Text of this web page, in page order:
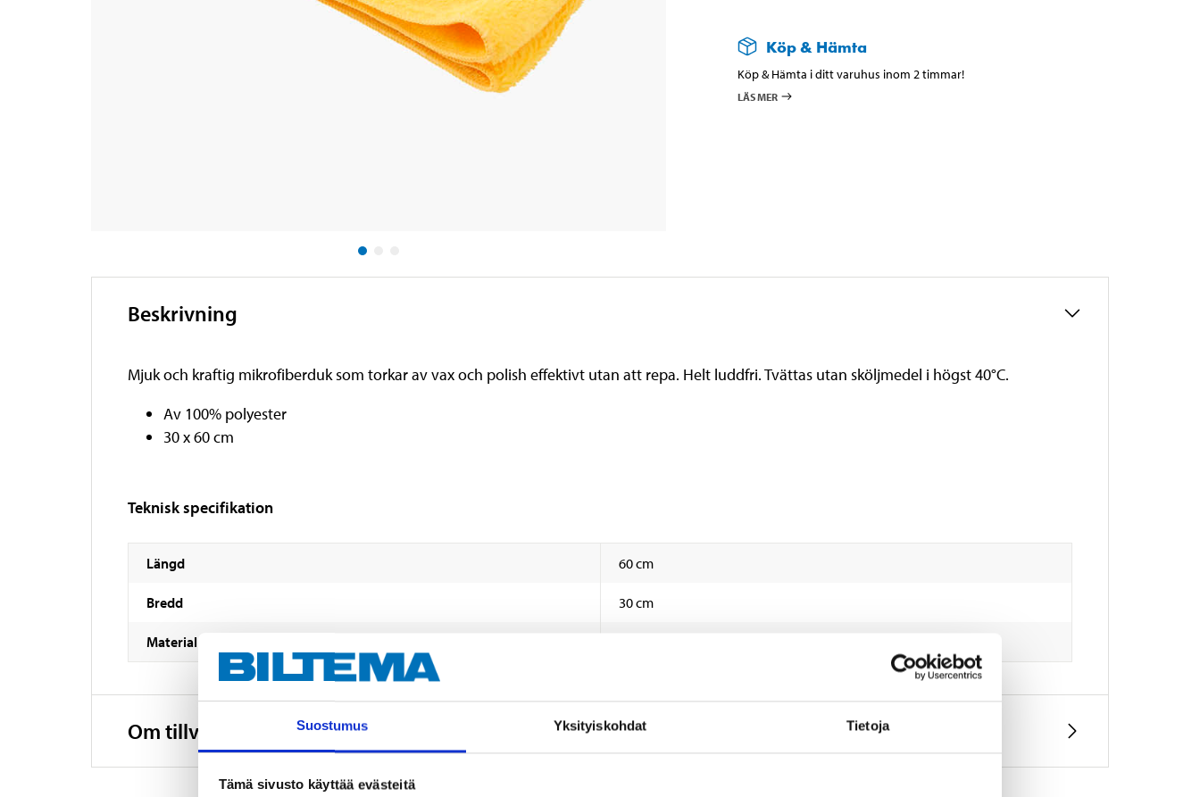
Suostumus Yksityiskohdat Tietoja
Tämä sivusto käyttää evästeitä
Köp & Hämta
Köp & Hämta i ditt varuhus inom 2 timmar!
LÄS MER
Beskrivning
Mjuk och kraftig mikrofiberduk som torkar av vax och polish effektivt utan att repa. Helt luddfri. Tvättas utan sköljmedel i högst 40°C.
Av 100% polyester
30 x 60 cm
Teknisk specifikation
Längd 60 cm
Bredd 30 cm
Material
Om tillverkaren